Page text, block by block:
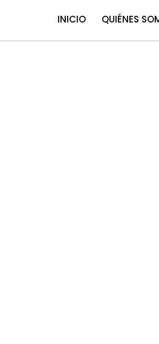
INICIO QUIÉNES